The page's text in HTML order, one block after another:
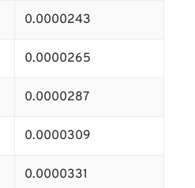
0.0000243
0.0000265
0.0000287
0.0000309
0.0000331